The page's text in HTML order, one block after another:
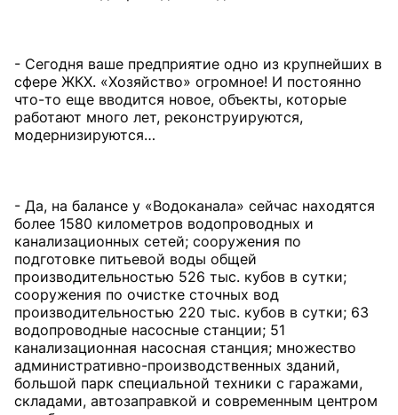
- Сегодня ваше предприятие одно из крупнейших в
сфере ЖКХ. «Хозяйство» огромное! И постоянно
что-то еще вводится новое, объекты, которые
работают много лет, реконструируются,
модернизируются…
- Да, на балансе у «Водоканала» сейчас находятся
более 1580 километров водопроводных и
канализационных сетей; сооружения по
подготовке питьевой воды общей
производительностью 526 тыс. кубов в сутки;
сооружения по очистке сточных вод
производительностью 220 тыс. кубов в сутки; 63
водопроводные насосные станции; 51
канализационная насосная станция; множество
административно-производственных зданий,
большой парк специальной техники с гаражами,
складами, автозаправкой и современным центром